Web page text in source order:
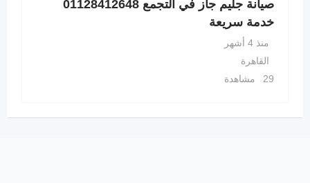
صيانة جليم جاز في التجمع 01128412648
خدمة سريعة
منذ 4 أشهر
القاهرة
29 مشاهدة